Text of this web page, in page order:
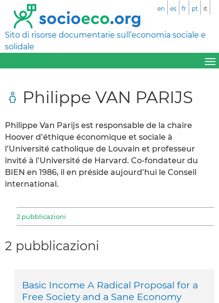
Sito di risorse documentarie sull’economia sociale e
solidale
en es fr pt it
Philippe VAN PARIJS
Philippe Van Parijs est responsable de la chaire
Hoover d’éthique économique et sociale à
l’Université catholique de Louvain et professeur
invité à l’Université de Harvard. Co-fondateur du
BIEN en 1986, il en préside aujourd’hui le Conseil
international.
2 pubblicazioni
2 pubblicazioni
Basic Income A Radical Proposal for a
Free Society and a Sane Economy